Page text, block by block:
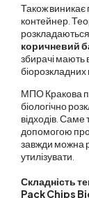
Також виникає
контейнер.
коричневий
збирачі мають
біорозкладних
МПО Кракова
біологічно
відходів.
допомогою
завжди можна
утилізувати.
Складність
Pack Chips